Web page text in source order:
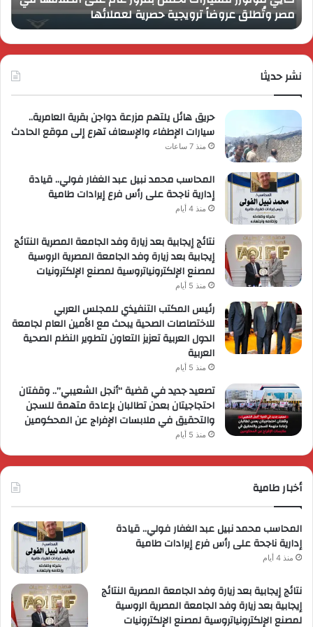
مصر
وتُطلق
عروضاً
ترويجية
حصرية
مصر وتُطلق عروضاً ترويجية حصرية لعملائها
نشر حديثا
حريق هائل يلتهم مزرعة دواجن بقرية العامرية..
سيارات الإطفاء والإسعاف تهرع إلى موقع الحادث
منذ 7 ساعات
المحاسب محمد نبيل عبد الغفار فولي.. قيادة
إدارية ناجحة على رأس فرع إيرادات طامية
منذ 4 أيام
نتائج إيجابية بعد زيارة وفد الجامعة المصرية النتائج
إيجابية بعد زيارة وفد الجامعة المصرية الروسية
لمصنع الإلكترونياتروسية لمصنع الإلكترونيات
منذ 5 أيام
رئيس المكتب التنفيذي للمجلس العربي
للاختصاصات الصحية يبحث مع الأمين العام لجامعة
الدول العربية تعزيز التعاون لتطوير النظم الصحية
العربية
منذ 5 أيام
تصعيد جديد في قضية “أنجل الشعيبي”.. وقفتان
احتجاجيتان بعدن تطالبان بإعادة متهمة للسجن
والتحقيق في ملابسات الإفراج عن المحكومين
منذ 5 أيام
أخبار طامية
المحاسب محمد نبيل عبد الغفار فولي.. قيادة
إدارية ناجحة على رأس فرع إيرادات طامية
منذ 4 أيام
نتائج إيجابية بعد زيارة وفد الجامعة المصرية النتائج
إيجابية بعد زيارة وفد الجامعة المصرية الروسية
لمصنع الإلكترونياتروسية لمصنع الإلكترونيات